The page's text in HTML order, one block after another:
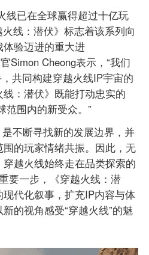
线已在全球赢得超过十亿玩
线：潜伏》标志着该系列向
验迈进的重大进
Simon Cheong表示，“我们
共同构建穿越火线IP宇宙的
：潜伏》既能打动忠实的
范围内的新受众。”
不断寻找新的发展边界，并
的玩家情绪共振。因此，无
越火线始终走在品类探索的
要一步，《穿越火线：潜
代化叙事，扩充IP内容与体
的视角感受“穿越火线”的魅